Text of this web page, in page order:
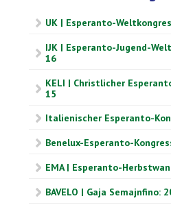
UK | Esperanto-
IJK | Esperanto-Jugend-
16
KELI | Christlicher
15
Italienischer Esperanto-
Benelux-Esperanto-
EMA | Esperanto-
BAVELO | Gaja Semajnfino: